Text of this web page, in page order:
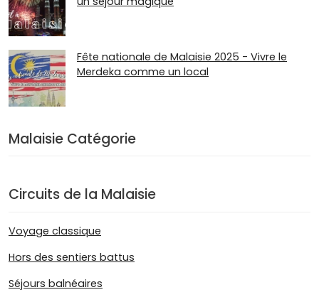
Fête nationale de Malaisie 2025 - Vivre le
Merdeka comme un local
Malaisie Catégorie
Circuits de la Malaisie
Voyage classique
Hors des sentiers battus
Séjours balnéaires